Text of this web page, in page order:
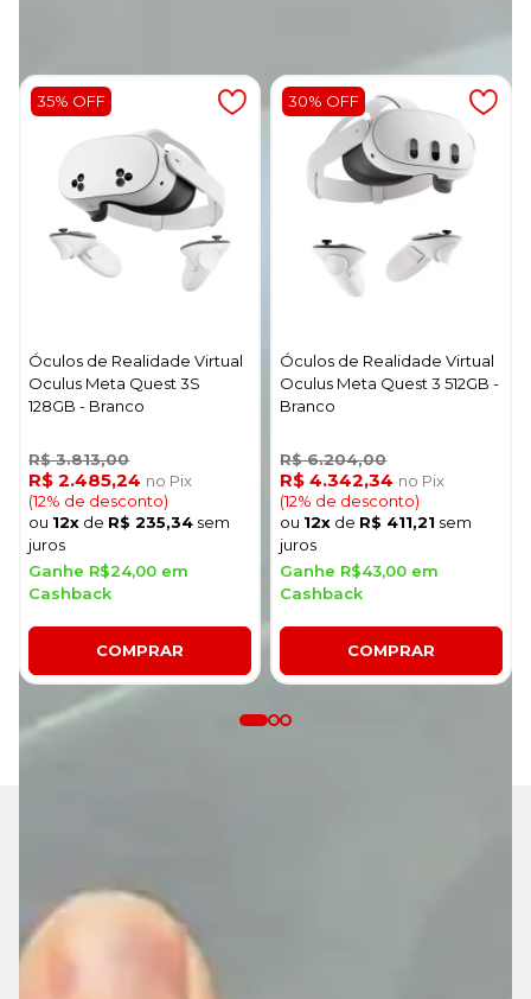
35% OFF
Óculos de Realidade Virtual
Oculus Meta Quest 3S
128GB - Branco
R$ 3.813,00
R$ 2.485,24 no Pix
(12% de desconto)
ou 12x de R$ 235,34 sem
juros
Ganhe R$24,00 em
Cashback
COMPRAR
30% OFF
Óculos de Realidade Virtual
Oculus Meta Quest 3 512GB -
Branco
R$ 6.204,00
R$ 4.342,34 no Pix
(12% de desconto)
ou 12x de R$ 411,21 sem
juros
Ganhe R$43,00 em
Cashback
COMPRAR
Entre para o nosso clube de ofertas!